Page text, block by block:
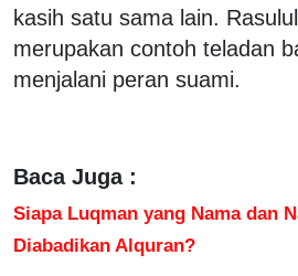
kasih satu sama lain.
merupakan contoh teladan
menjalani peran suami.
Baca Juga :
Siapa Luqman yang Nama dan
Diabadikan Alquran?